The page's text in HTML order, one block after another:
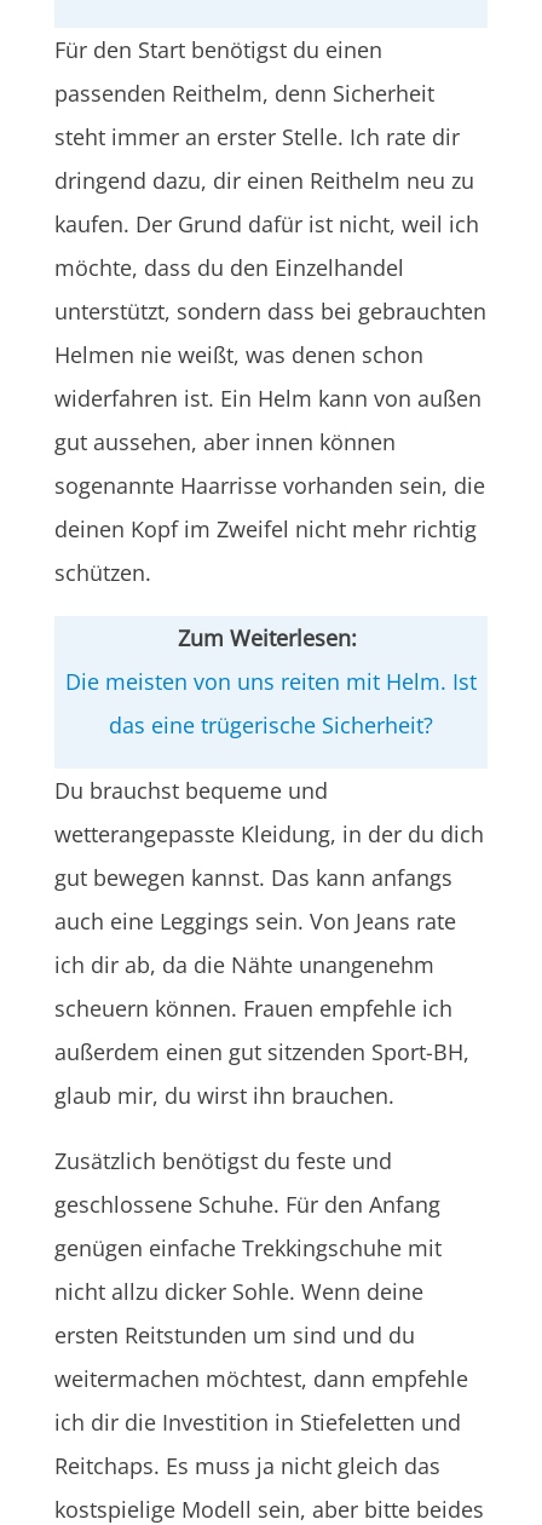
Für den Start benötigst du einen
passenden Reithelm, denn Sicherheit
steht immer an erster Stelle. Ich rate dir
dringend dazu, dir einen Reithelm neu zu
kaufen. Der Grund dafür ist nicht, weil ich
möchte, dass du den Einzelhandel
unterstützt, sondern dass bei gebrauchten
Helmen nie weißt, was denen schon
widerfahren ist. Ein Helm kann von außen
gut aussehen, aber innen können
sogenannte Haarrisse vorhanden sein, die
deinen Kopf im Zweifel nicht mehr richtig
schützen.
Zum Weiterlesen:
Die meisten von uns reiten mit Helm. Ist
das eine trügerische Sicherheit?
Du brauchst bequeme und
wetterangepasste Kleidung, in der du dich
gut bewegen kannst. Das kann anfangs
auch eine Leggings sein. Von Jeans rate
ich dir ab, da die Nähte unangenehm
scheuern können. Frauen empfehle ich
außerdem einen gut sitzenden Sport-BH,
glaub mir, du wirst ihn brauchen.
Zusätzlich benötigst du feste und
geschlossene Schuhe. Für den Anfang
genügen einfache Trekkingschuhe mit
nicht allzu dicker Sohle. Wenn deine
ersten Reitstunden um sind und du
weitermachen möchtest, dann empfehle
ich dir die Investition in Stiefeletten und
Reitchaps. Es muss ja nicht gleich das
kostspielige Modell sein, aber bitte beides